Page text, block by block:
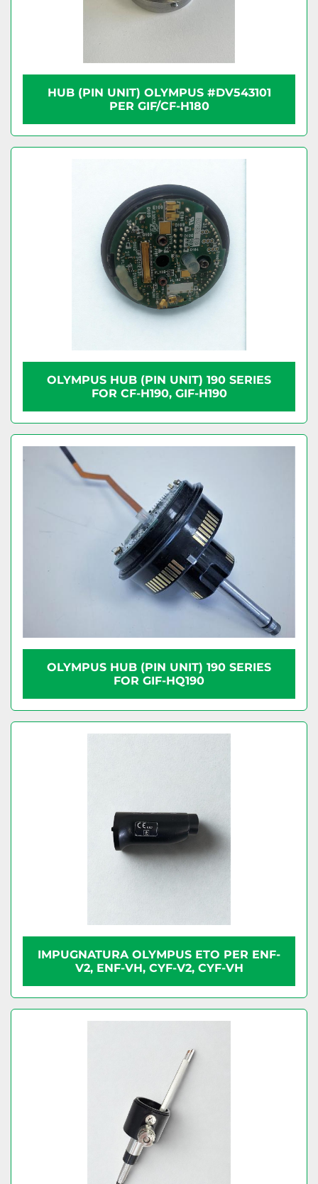
HUB (PIN UNIT) OLYMPUS #DV543101
PER GIF/CF-H180
OLYMPUS HUB (PIN UNIT) 190 SERIES
FOR CF-H190, GIF-H190
OLYMPUS HUB (PIN UNIT) 190 SERIES
FOR GIF-HQ190
IMPUGNATURA OLYMPUS ETO PER ENF-
V2, ENF-VH, CYF-V2, CYF-VH